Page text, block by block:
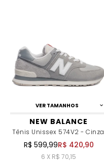
VER TAMANHOS
NEW BALANCE
Tênis Unissex 574V2 - Cinza
R$ 599,99R$ 420,90
6 X R$ 70,15